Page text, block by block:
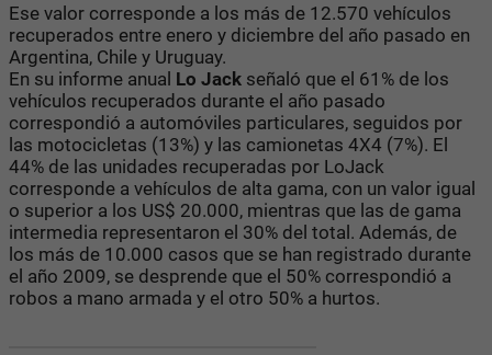
Ese valor corresponde a los más de 12.570 vehículos
recuperados entre enero y diciembre del año pasado en
Argentina, Chile y Uruguay.
En su informe anual Lo Jack señaló que el 61% de los
vehículos recuperados durante el año pasado
correspondió a automóviles particulares, seguidos por
las motocicletas (13%) y las camionetas 4X4 (7%). El
44% de las unidades recuperadas por LoJack
corresponde a vehículos de alta gama, con un valor igual
o superior a los US$ 20.000, mientras que las de gama
intermedia representaron el 30% del total. Además, de
los más de 10.000 casos que se han registrado durante
el año 2009, se desprende que el 50% correspondió a
robos a mano armada y el otro 50% a hurtos.